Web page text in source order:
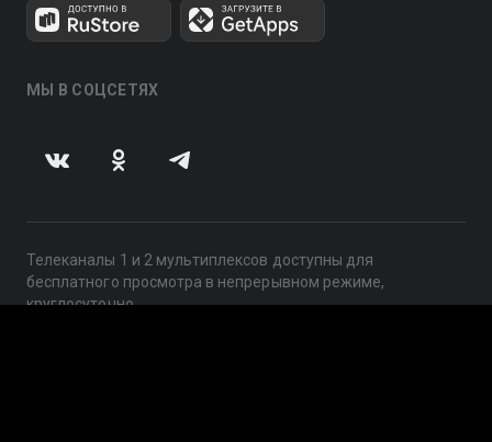
МЫ В СОЦСЕТЯХ
Телеканалы 1 и 2 мультиплексов доступны для
бесплатного просмотра в непрерывном режиме,
круглосуточно.